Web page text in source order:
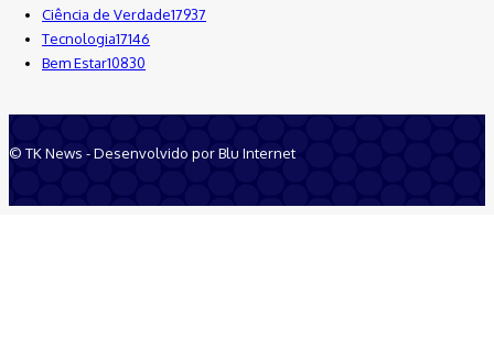
Ciência de Verdade17937
Tecnologia17146
Bem Estar10830
© TK News - Desenvolvido por Blu Internet